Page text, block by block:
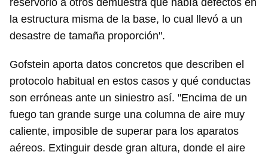
reservorio a otros demuestra que había defectos en
la estructura misma de la base, lo cual llevó a un
desastre de tamaña proporción".
Gofstein aporta datos concretos que describen el
protocolo habitual en estos casos y qué conductas
son erróneas ante un siniestro así. "Encima de un
fuego tan grande surge una columna de aire muy
caliente, imposible de superar para los aparatos
aéreos. Extinguir desde gran altura, donde el aire